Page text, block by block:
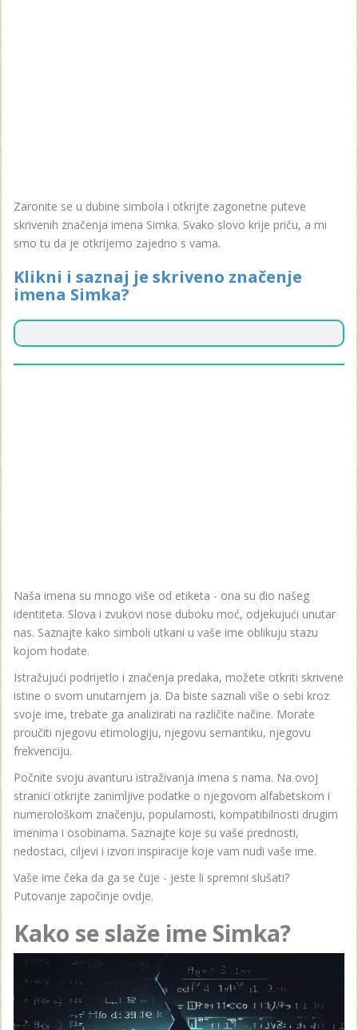
Zaronite se u dubine simbola i otkrijte zagonetne puteve
skrivenih značenja imena Simka. Svako slovo krije priču, a mi
smo tu da je otkrijemo zajedno s vama.
Klikni i saznaj je skriveno značenje
imena Simka?
Naša imena su mnogo više od etiketa - ona su dio našeg
identiteta. Slova i zvukovi nose duboku moć, odjekujući unutar
nas. Saznajte kako simboli utkani u vaše ime oblikuju stazu
kojom hodate.
Istražujući podrijetlo i značenja predaka, možete otkriti skrivene
istine o svom unutarnjem ja. Da biste saznali više o sebi kroz
svoje ime, trebate ga analizirati na različite načine. Morate
proučiti njegovu etimologiju, njegovu semantiku, njegovu
frekvenciju.
Počnite svoju avanturu istraživanja imena s nama. Na ovoj
stranici otkrijte zanimljive podatke o njegovom alfabetskom i
numerološkom značenju, popularnosti, kompatibilnosti drugim
imenima i osobinama. Saznajte koje su vaše prednosti,
nedostaci, ciljevi i izvori inspiracije koje vam nudi vaše ime.
Vaše ime čeka da ga se čuje - jeste li spremni slušati?
Putovanje započinje ovdje.
Kako se slaže ime Simka?